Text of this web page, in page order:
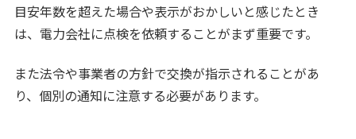
目安年数を超えた場合や表示がおかしいと感じたとき
は、電力会社に点検を依頼することがまず重要です。
また法令や事業者の方針で交換が指示されることがあ
り、個別の通知に注意する必要があります。